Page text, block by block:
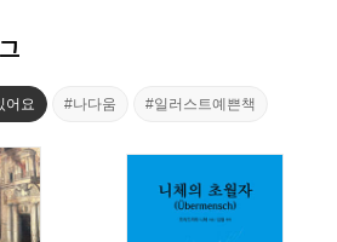
어요 #나다움 #일러스트예쁜책